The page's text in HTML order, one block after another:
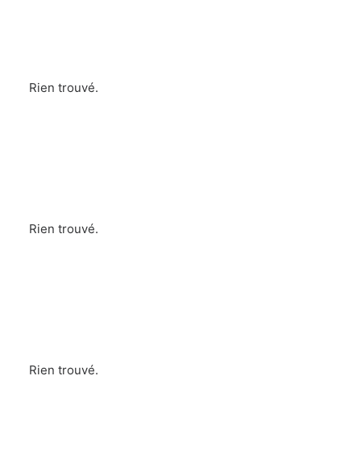
Rien trouvé.
Rien trouvé.
Rien trouvé.